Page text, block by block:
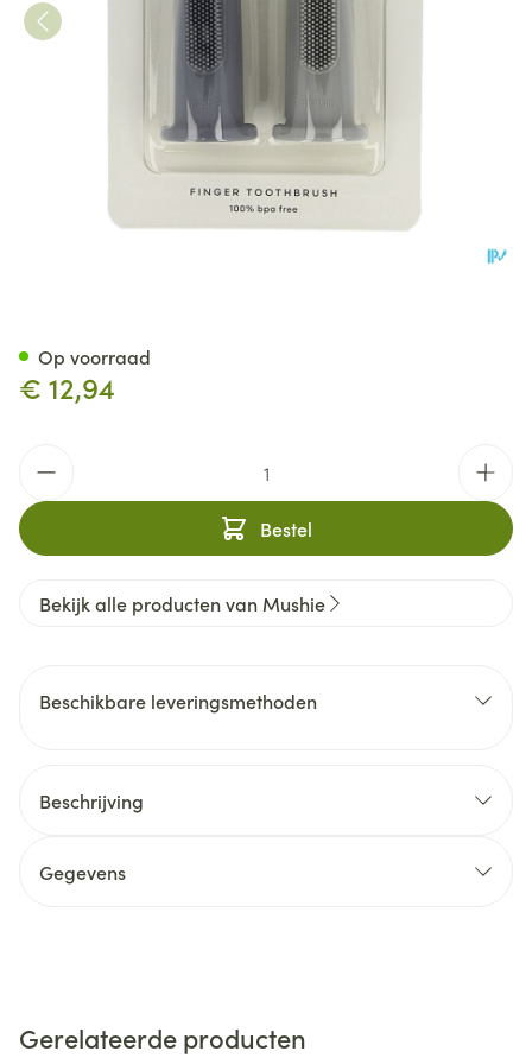
€ 12,94
Bestel
Op voorraad
Bekijk alle producten van Mushie
Beschikbare leveringsmethoden
Beschrijving
Gegevens
Gerelateerde producten